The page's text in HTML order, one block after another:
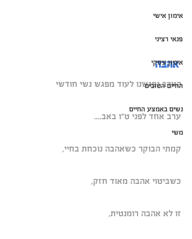
אימון אישי
פנאי רציני
אימון עסקי
החיים הטובים
נשים באמצע החיים
משי
אהבה
הערב נפגשנו לעוד מפגש נשי חודשי
ערב אחד לפני ט"ו באב....
קמתי הבוקר כשאהבה נוכחת בחיי,
כשביטוי אהבה מאוד חזק,
זו לא אהבה רומנטית,